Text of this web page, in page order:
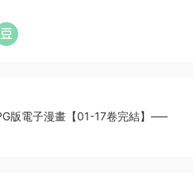
版電子漫畫【01-17卷完結】—–